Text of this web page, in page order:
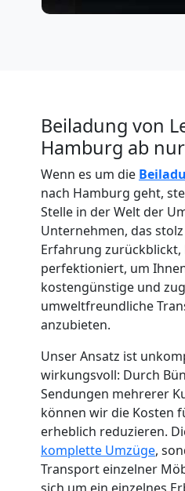
Beiladung von
Hamburg ab
Wenn es um die
nach Hamburg geht,
Stelle in der Welt der
Unternehmen, das
Erfahrung zurückblickt,
perfektioniert, um
kostengünstige und
umweltfreundliche
anzubieten.
Unser Ansatz ist
wirkungsvoll: Durch
Sendungen mehrerer
können wir die Kosten
erheblich reduzieren.
komplette Umzüge,
Transport einzelner
sich um ein einzelnes
Leonding
Möbeltaxi
Leonding
Leonding